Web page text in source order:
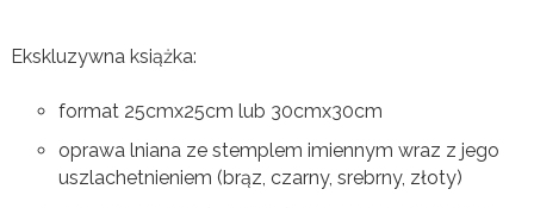
Ekskluzywna książka:
format 25cmx25cm lub 30cmx30cm
oprawa lniana ze stemplem imiennym wraz z jego
uszlachetnieniem (brąz, czarny, srebrny, złoty)